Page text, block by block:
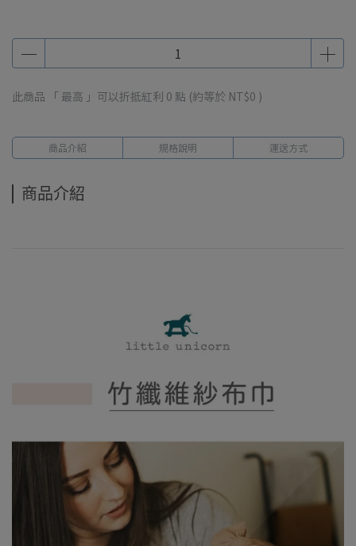
此商品 「 最高 」可以折抵紅利 0 點 (約等於 NT$0 )
商品介紹 規格說明 運送方式
商品介紹